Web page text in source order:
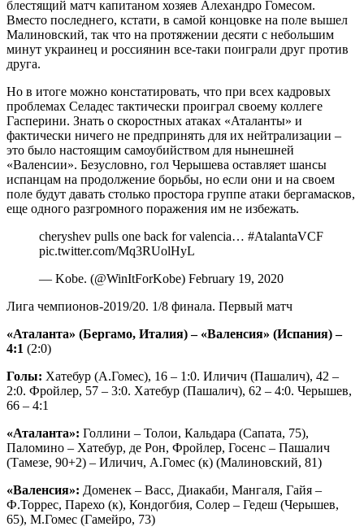
блестящий матч капитаном хозяев Алехандро Гомесом.
Вместо последнего, кстати, в самой концовке на поле вышел
Малиновский, так что на протяжении десяти с небольшим
минут украинец и россиянин все-таки поиграли друг против
друга.
Но в итоге можно констатировать, что при всех кадровых
проблемах Селадес тактически проиграл своему коллеге
Гасперини. Знать о скоростных атаках «Аталанты» и
фактически ничего не предпринять для их нейтрализации –
это было настоящим самоубийством для нынешней
«Валенсии». Безусловно, гол Черышева оставляет шансы
испанцам на продолжение борьбы, но если они и на своем
поле будут давать столько простора группе атаки бергамасков,
еще одного разгромного поражения им не избежать.
cheryshev pulls one back for valencia… #AtalantaVCF
pic.twitter.com/Mq3RUolHyL
— Kobe. (@WinItForKobe) February 19, 2020
Лига чемпионов-2019/20. 1/8 финала. Первый матч
«Аталанта» (Бергамо, Италия) – «Валенсия» (Испания) –
4:1 (2:0)
Голы: Хатебур (А.Гомес), 16 – 1:0. Иличич (Пашалич), 42 –
2:0. Фройлер, 57 – 3:0. Хатебур (Пашалич), 62 – 4:0. Черышев,
66 – 4:1
«Аталанта»: Голлини – Толои, Кальдара (Сапата, 75),
Паломино – Хатебур, де Рон, Фройлер, Госенс – Пашалич
(Тамезе, 90+2) – Иличич, А.Гомес (к) (Малиновский, 81)
«Валенсия»: Доменек – Васс, Диакаби, Мангаля, Гайя –
Ф.Торрес, Парехо (к), Кондогбия, Солер – Гедеш (Черышев,
65), М.Гомес (Гамейро, 73)